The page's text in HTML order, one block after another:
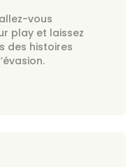
vous
play et laissez
des histoires